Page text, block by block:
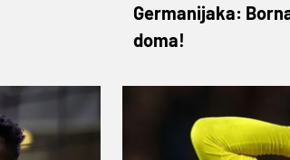
Germanijaka:
doma!